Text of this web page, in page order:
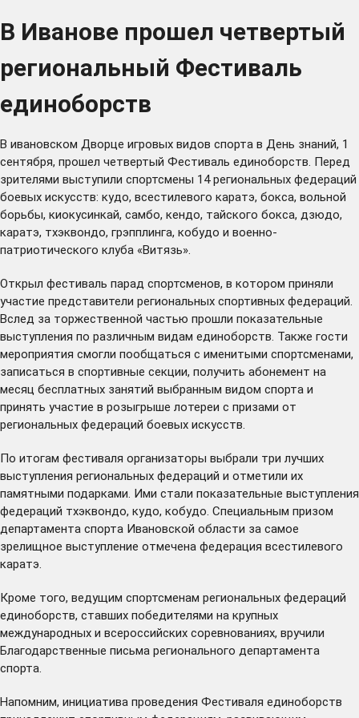
В Иванове прошел четвертый
региональный Фестиваль
единоборств
В ивановском Дворце игровых видов спорта в День знаний, 1
сентября, прошел четвертый Фестиваль единоборств. Перед
зрителями выступили спортсмены 14 региональных федераций
боевых искусств: кудо, всестилевого каратэ, бокса, вольной
борьбы, киокусинкай, самбо, кендо, тайского бокса, дзюдо,
каратэ, тхэквондо, грэпплинга, кобудо и военно-
патриотического клуба «Витязь».
Открыл фестиваль парад спортсменов, в котором приняли
участие представители региональных спортивных федераций.
Вслед за торжественной частью прошли показательные
выступления по различным видам единоборств. Также гости
мероприятия смогли пообщаться с именитыми спортсменами,
записаться в спортивные секции, получить абонемент на
месяц бесплатных занятий выбранным видом спорта и
принять участие в розыгрыше лотереи с призами от
региональных федераций боевых искусств.
По итогам фестиваля организаторы выбрали три лучших
выступления региональных федераций и отметили их
памятными подарками. Ими стали показательные выступления
федераций тхэквондо, кудо, кобудо. Специальным призом
департамента спорта Ивановской области за самое
зрелищное выступление отмечена федерация всестилевого
каратэ.
Кроме того, ведущим спортсменам региональных федераций
единоборств, ставших победителями на крупных
международных и всероссийских соревнованиях, вручили
Благодарственные письма регионального департамента
спорта.
Напомним, инициатива проведения Фестиваля единоборств